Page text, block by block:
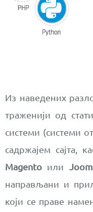
Из наведених
траженији од
системи (системи
садржајем сајта,
Magento или
направљани и
који се праве